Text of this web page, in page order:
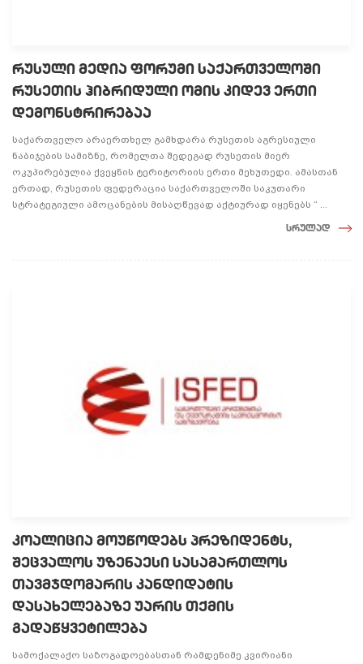
რუსული მედია ფორუმი საქართველოში
რუსეთის ჰიბრიდული ომის კიდევ ერთი
დემონსტრირებაა
საქართველო არაერთხელ გამხდარა რუსეთის აგრესიული
ნაბიჯების სამიზნე, რომელთა შედეგად რუსეთის მიერ
ოკუპირებულია ქვეყნის ტერიტორიის ერთი მეხუთედი. ამასთან
ერთად, რუსეთის ფედერაცია საქართველოში საკუთარი
სტრატეგიული ამოცანების მისაღწევად აქტიურად იყენებს “ ...
სრულად
კოალიცია მოუწოდებს პრეზიდენტს,
შეცვალოს უზენაესი სასამართლოს
თავმჯდომარის კანდიდატის
დასახელებაზე უარის თქმის
გადაწყვეტილება
სამოქალაქო საზოგადოებასთან რამდენიმე კვირიანი